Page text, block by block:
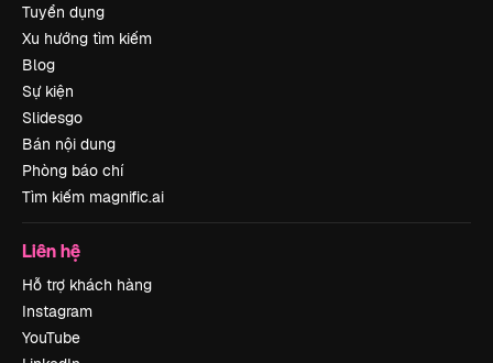
Tuyển dụng
Xu hướng tìm kiếm
Blog
Sự kiện
Slidesgo
Bán nội dung
Phòng báo chí
Tìm kiếm magnific.ai
Liên hệ
Hỗ trợ khách hàng
Instagram
YouTube